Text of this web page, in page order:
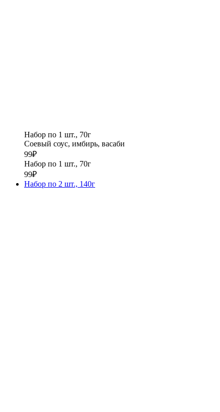
Набор по 1 шт., 70г
Cоевый соус, имбирь, васаби
99₽
Набор по 1 шт., 70г
99₽
Набор по 2 шт., 140г